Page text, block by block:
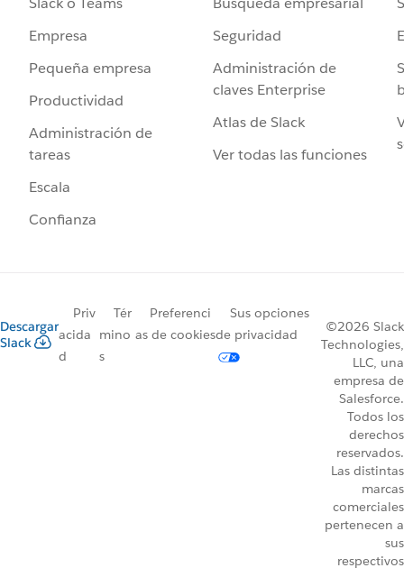
Empresa
Pequeña empresa
Productividad
Administración de
tareas
Escala
Confianza
Seguridad
Administración de
claves Enterprise
Atlas de Slack
Ver todas las funciones
Descargar
Slack
Priv
acida
d
Tér
mino
s
Preferenci
as de cookies
Sus opciones
de privacidad
©2026 Slack
Technologies,
LLC, una
empresa de
Salesforce.
Todos los
derechos
reservados.
Las distintas
marcas
comerciales
pertenecen a
sus
respectivos